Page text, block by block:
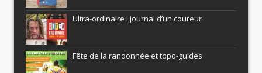
Ultra-ordinaire : journal d’un coureur
Fête de la randonnée et topo-guides